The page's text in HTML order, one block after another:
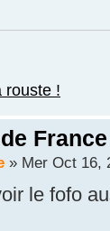
rouste !
» Mer Oct 16,
le fofo